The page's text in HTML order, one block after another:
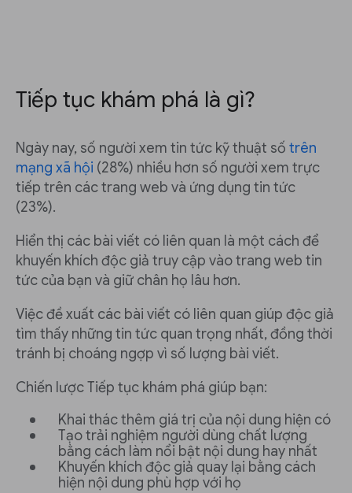
Tiếp tục khám phá là gì?
Ngày nay, số người xem tin tức kỹ thuật số trên
mạng xã hội (28%) nhiều hơn số người xem trực
tiếp trên các trang web và ứng dụng tin tức
(23%).
Hiển thị các bài viết có liên quan là một cách để
khuyến khích độc giả truy cập vào trang web tin
tức của bạn và giữ chân họ lâu hơn.
Việc đề xuất các bài viết có liên quan giúp độc giả
tìm thấy những tin tức quan trọng nhất, đồng thời
tránh bị choáng ngợp vì số lượng bài viết.
Chiến lược Tiếp tục khám phá giúp bạn:
Khai thác thêm giá trị của nội dung hiện có
Tạo trải nghiệm người dùng chất lượng
bằng cách làm nổi bật nội dung hay nhất
Khuyến khích độc giả quay lại bằng cách
hiện nội dung phù hợp với họ